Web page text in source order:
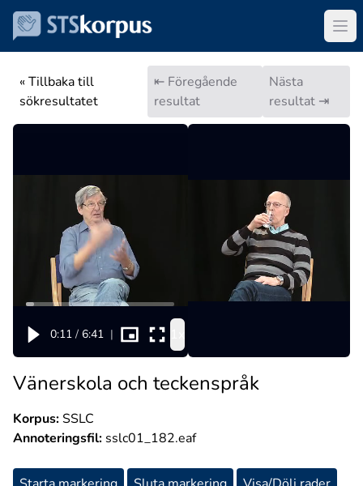
« Tillbaka till
sökresultatet
⇤ Föregående
resultat
Nästa
resultat ⇥
0:11 / 6:41 |
Vänerskola och teckenspråk
Korpus:SSLC
Annoteringsfil: sslc01_182.eaf